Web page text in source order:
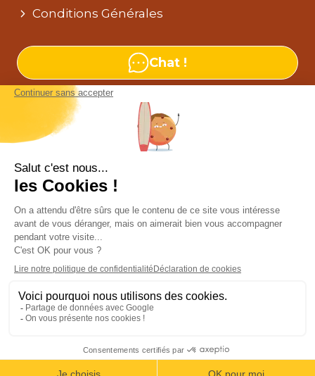
Conditions Générales
Chat !
Nos agences